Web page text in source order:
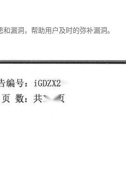
漏洞，帮助用户及时的弥补漏洞。